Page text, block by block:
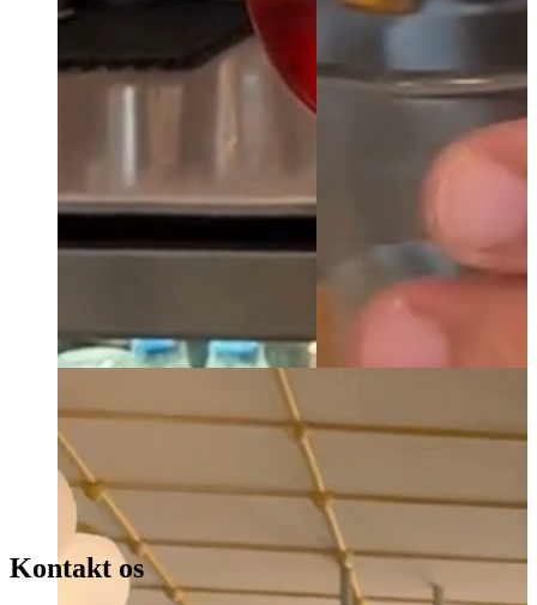
Kontakt os